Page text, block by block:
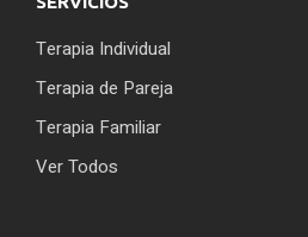
Terapia Individual
Terapia de Pareja
Terapia Familiar
Ver Todos